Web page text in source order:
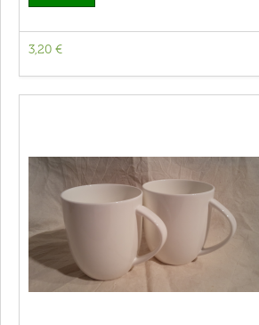
3,20 €